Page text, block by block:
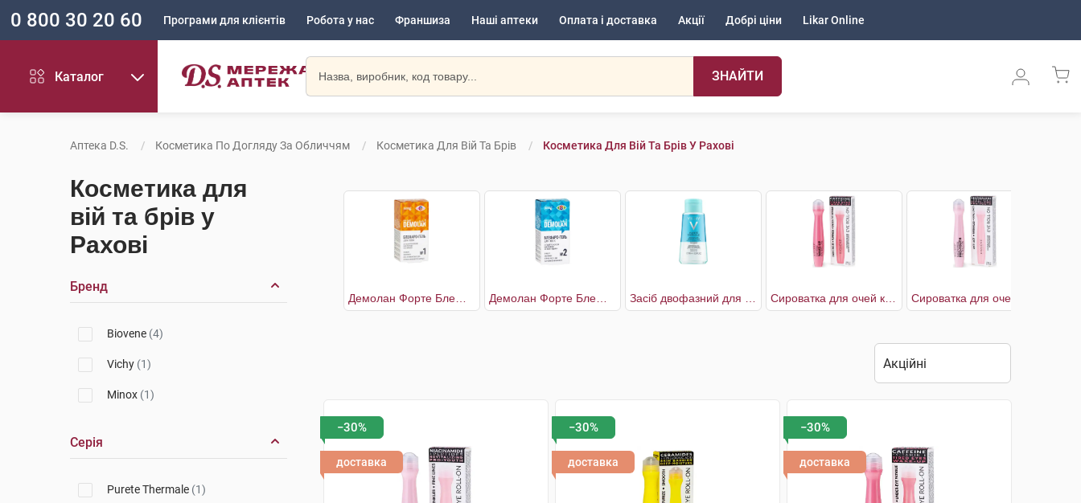
0 800 30 20 60 Програми для клієнтів Робота у нас Франшиза Наші аптеки Оплата і доставка Акції Добрі ціни Likar Online
Каталог ЗНАЙТИ
Аптека D.S. Косметика По Догляду За Обличчям Косметика Для Вій Та Брів Косметика Для Вій Та Брів У Рахові
Косметика для
вій та брів у
Рахові
Бренд
Biovene (4)
Vichy (1)
Minox (1)
Серія
Purete Thermale (1)
−30%
доставка
−30%
доставка
−30%
доставка